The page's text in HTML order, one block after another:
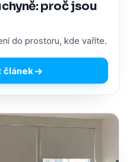
proč jsou
do prostoru, kde vaříte.
článek